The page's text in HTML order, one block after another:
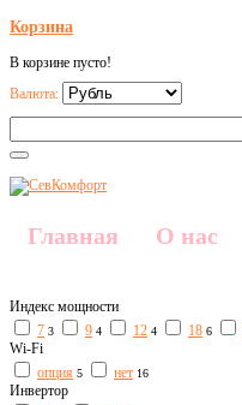
Корзина
В корзине пусто!
Валюта:
Главная О нас
Индекс мощности
7 3 9 4 12 4 18 6
Wi-Fi
опция 5 нет 16
Инвертор